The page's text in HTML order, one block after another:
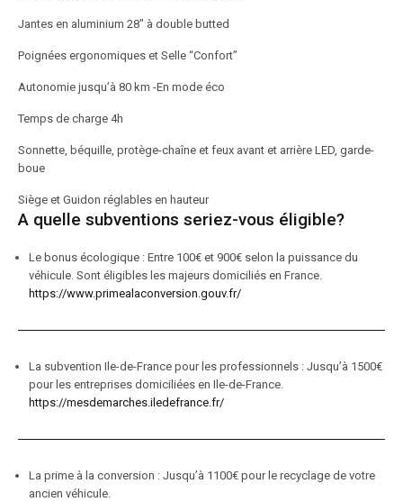
Jantes en aluminium 28″ à double butted
Poignées ergonomiques et Selle “Confort”
Autonomie jusqu’à 80 km -En mode éco
Temps de charge 4h
Sonnette, béquille, protège-chaîne et feux avant et arrière LED, garde-
boue
Siège et Guidon réglables en hauteur
A quelle subventions seriez-vous éligible?
Le bonus écologique : Entre 100€ et 900€ selon la puissance du
véhicule. Sont éligibles les majeurs domiciliés en France.
https://www.primealaconversion.gouv.fr/
La subvention Ile-de-France pour les professionnels : Jusqu’à 1500€
pour les entreprises domiciliées en Ile-de-France.
https://mesdemarches.iledefrance.fr/
La prime à la conversion : Jusqu’à 1100€ pour le recyclage de votre
ancien véhicule.